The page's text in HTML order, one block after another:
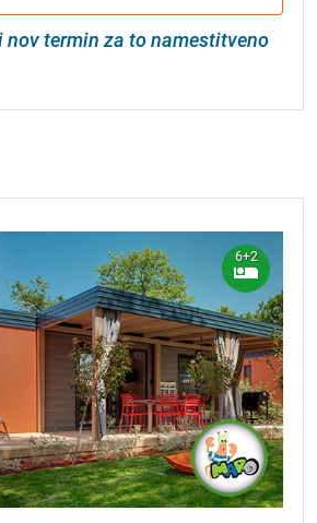
nov termin za to namestitveno
6+2